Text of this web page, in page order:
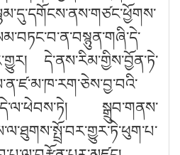
དེ་ནས་རིམ་གྱིས་བྱོན་ཏེ་
སྒྲུབ་གནས་